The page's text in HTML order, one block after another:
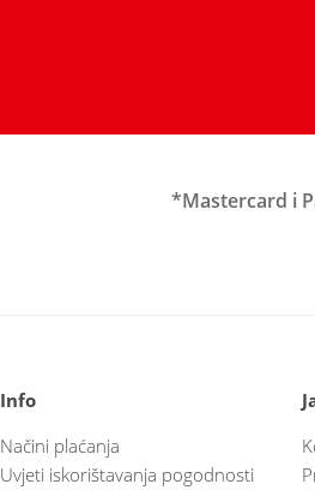
*Mastercard i
Info
Načini plaćanja
Uvjeti iskorištavanja pogodnosti